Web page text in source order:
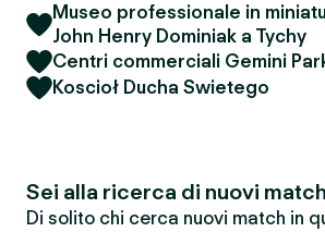
Museo professionale in
John Henry Dominiak a Tychy
Centri commerciali Gemini
Koscioł Ducha Swietego
Sei alla ricerca di nuovi
Di solito chi cerca nuovi match in